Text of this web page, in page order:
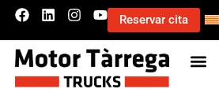
Reservar cita